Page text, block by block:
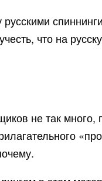
что на
не так